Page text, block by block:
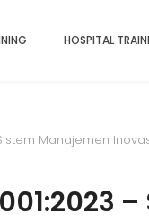
HOSPITAL
Manajemen